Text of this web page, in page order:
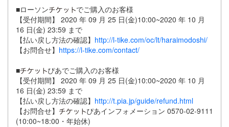
■ローソン
でご購入のお客様
【受付期間】 2020 年 09 月 25 日(金)10:00~2020 年 10 月
16 日(金) 23:59 まで
【払い戻し方法の確認】 http://l-tike.com/oc/lt/haraimodoshi/
【お問合せ】 https://l-tike.com/contact/
■
ぴあでご購入のお客様
【受付期間】 2020 年 09 月 25 日(金)10:00~2020 年 10 月
16 日(金) 23:59 まで
【払い戻し方法の確認】 http://t.pia.jp/guide/refund.html
【お問合せ】
ぴあインフォメーション 0570-02-9111
(10:00~18:00・年始休)